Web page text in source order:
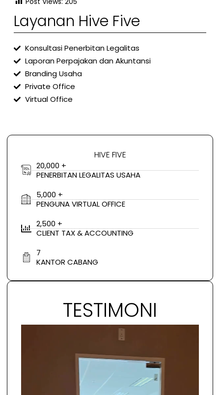
Layanan Hive Five
Konsultasi Penerbitan Legalitas
Laporan Perpajakan dan Akuntansi
Branding Usaha
Private Office
Virtual Office
HIVE FIVE
20,000 +
PENERBITAN LEGALITAS USAHA
5,000 +
PENGUNA VIRTUAL OFFICE
2,500 +
CLIENT TAX & ACCOUNTING
7
KANTOR CABANG
TESTIMONI